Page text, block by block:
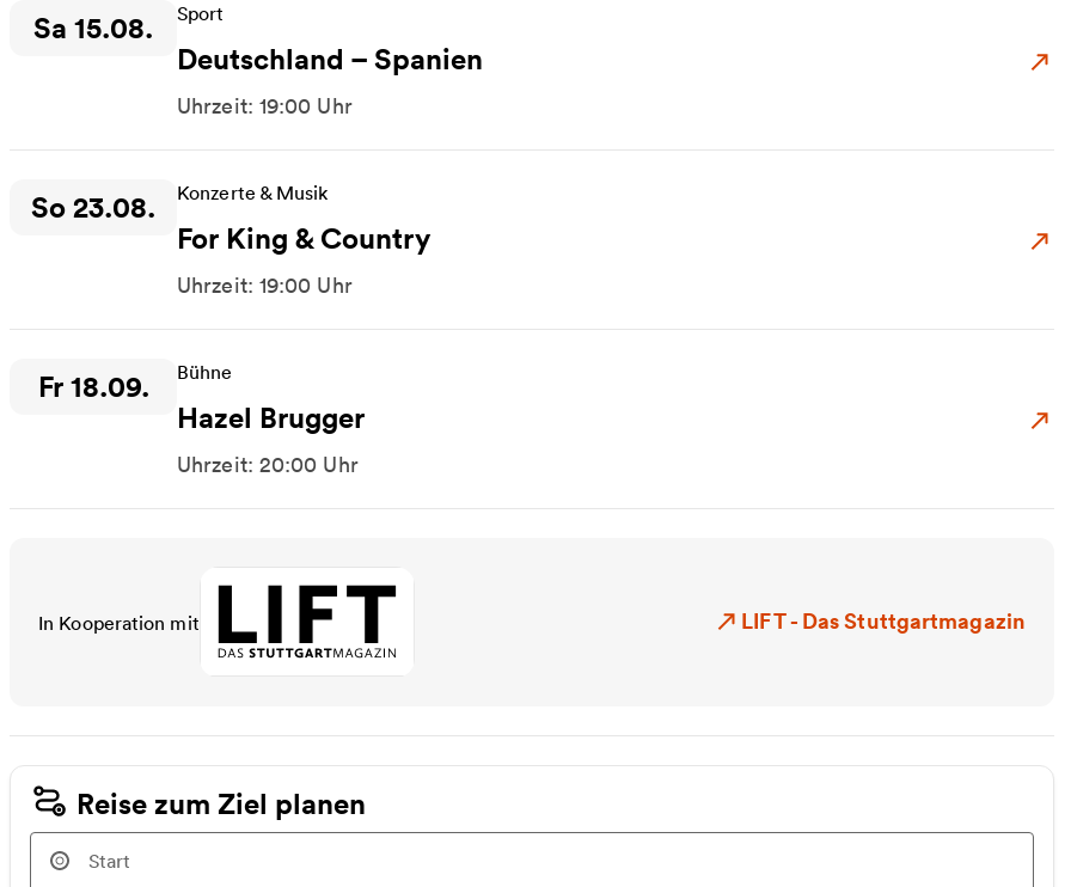
Zeitpunkt der Veranstaltung:
Sa 15.08. Sport
Deutschland – Spanien
Uhrzeit: 19:00 Uhr
Zeitpunkt der Veranstaltung:
So 23.08. Konzerte & Musik
For King & Country
Uhrzeit: 19:00 Uhr
Zeitpunkt der Veranstaltung:
Fr 18.09. Bühne
Hazel Brugger
Uhrzeit: 20:00 Uhr
In Kooperation mit
LIFT - Das Stuttgartmagazin
LIFT - Das Stuttgartmagazin
Reise zum Ziel planen